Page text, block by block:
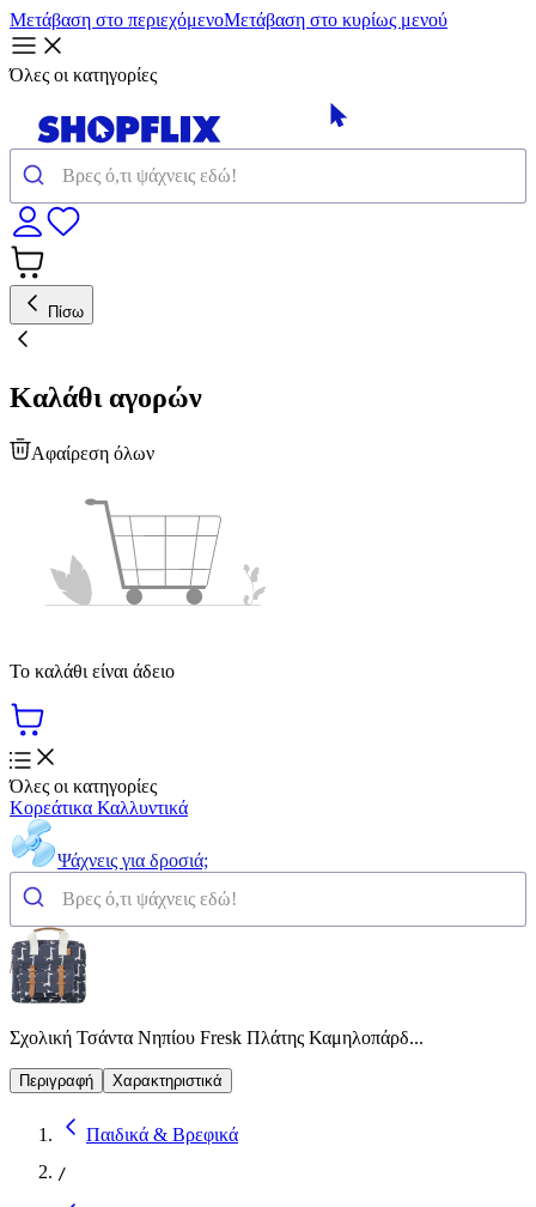
Μετάβαση στο περιεχόμενοΜετάβαση στο κυρίως μενού
Όλες οι κατηγορίες
Πίσω
Καλάθι αγορών
Αφαίρεση όλων
Το καλάθι είναι άδειο
Όλες οι κατηγορίες
Κορεάτικα Καλλυντικά
Ψάχνεις για δροσιά;
Σχολική Τσάντα Νηπίου Fresk Πλάτης Καμηλοπάρδ...
Περιγραφή Χαρακτηριστικά
Παιδικά & Βρεφικά
/